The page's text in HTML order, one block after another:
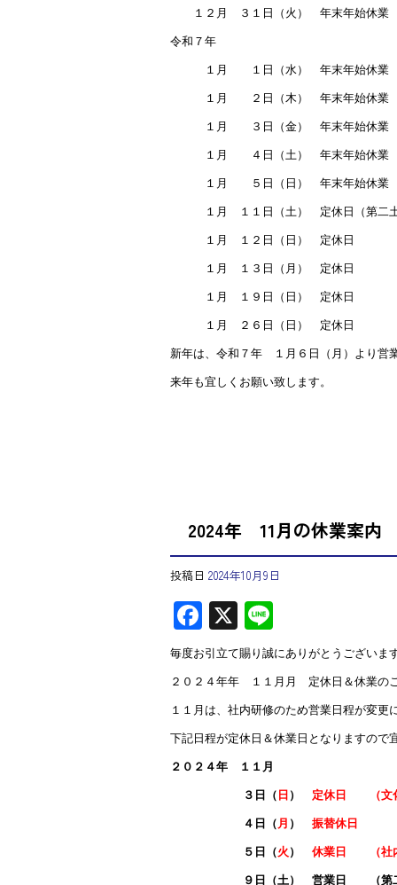
１２月 ３１日（火） 年末年始休業
令和７年
１月 １日（水） 年末年始休業
１月 ２日（木） 年末年始休業
１月 ３日（金） 年末年始休業
１月 ４日（土） 年末年始休業
１月 ５日（日） 年末年始休業
１月 １１日（土） 定休日（第二土
１月 １２日（日） 定休日
１月 １３日（月） 定休日
１月 １９日（日） 定休日
１月 ２６日（日） 定休日
新年は、令和７年 １月６日（月）より営業
来年も宜しくお願い致します。
2024年 11月の休業案内
投稿日 2024年10月9日
F
ac
e
b
o
ok
X
ne
毎度お引立て賜り誠にありがとうございます
２０２４年年 １１月月 定休日＆休業のご
１１月は、社内研修のため営業日程が変更
下記日程が定休日＆休業日となりますので
２０２４年 １１月
３日（ 日 ） 定休日 （文化
４日（月 ） 振替休日
５日（火 ） 休業日 （社内
９日（土） 営業日 （第二